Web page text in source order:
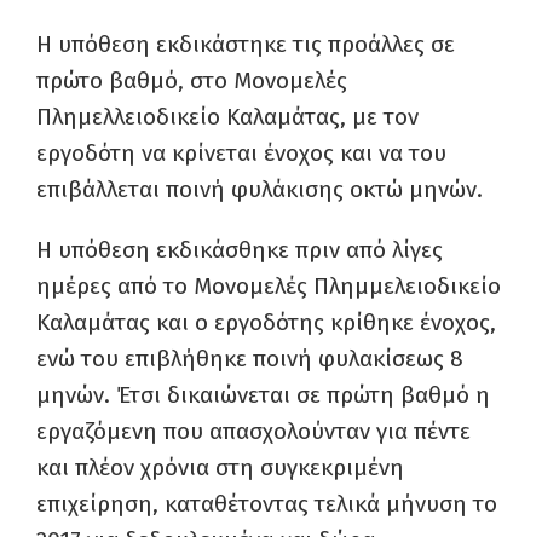
Η υπόθεση εκδικάστηκε τις προάλλες σε
πρώτο βαθμό, στο Μονομελές
Πλημελλειοδικείο Καλαμάτας, με τον
εργοδότη να κρίνεται ένοχος και να του
επιβάλλεται ποινή φυλάκισης οκτώ μηνών.
Η υπόθεση εκδικάσθηκε πριν από λίγες
ημέρες από το Μονομελές Πλημμελειοδικείο
Καλαμάτας και ο εργοδότης κρίθηκε ένοχος,
ενώ του επιβλήθηκε ποινή φυλακίσεως 8
μηνών. Έτσι δικαιώνεται σε πρώτη βαθμό η
εργαζόμενη που απασχολούνταν για πέντε
και πλέον χρόνια στη συγκεκριμένη
επιχείρηση, καταθέτοντας τελικά μήνυση το